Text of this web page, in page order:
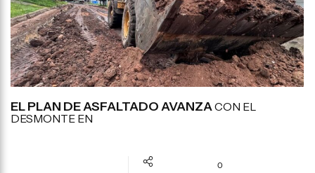
EL PLAN DE ASFALTADO AVANZACON EL
DESMONTE EN
0